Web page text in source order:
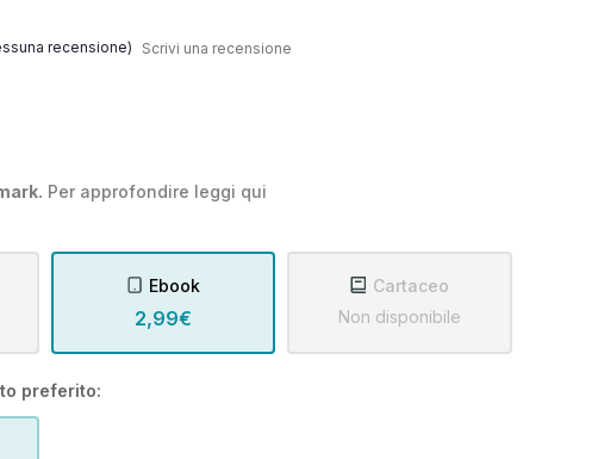
recensione) Scrivi una recensione
Per approfondire leggi qui
Ebook
2,99€
Cartaceo
Non disponibile
preferito: